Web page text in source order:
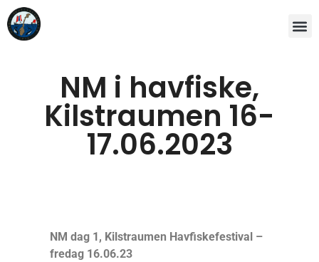
NM i havfiske,
Kilstraumen 16-
17.06.2023
NM dag 1, Kilstraumen Havfiskefestival –
fredag 16.06.23